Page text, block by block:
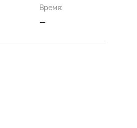
Время:
—